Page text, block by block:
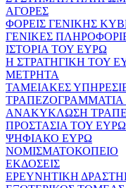
ΑΓΟΡΕΣ
ΦΟΡΕΙΣ ΓΕΝΙΚΗΣ
ΓΕΝΙΚΕΣ
ΙΣΤΟΡΙΑ ΤΟΥ ΕΥΡΩ
Η ΣΤΡΑΤΗΓΙΚΗ ΤΟΥ
ΜΕΤΡΗΤΑ
ΤΑΜΕΙΑΚΕΣ
ΤΡΑΠΕΖΟΓΡΑΜΜΑΤΙΑ
ΑΝΑΚΥΚΛΩΣΗ
ΠΡΟΣΤΑΣΙΑ ΤΟΥ ΕΥΡΩ
ΨΗΦΙΑΚΟ ΕΥΡΩ
ΝΟΜΙΣΜΑΤΟΚΟΠΕΙΟ
ΕΚΔΟΣΕΙΣ
ΕΡΕΥΝΗΤΙΚΗ